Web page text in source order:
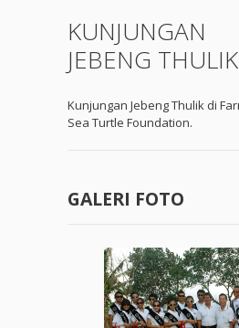
KUNJUNGAN
JEBENG THULIK
Kunjungan Jebeng Thulik di
Sea Turtle Foundation.
GALERI FOTO